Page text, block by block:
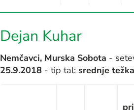
Dejan Kuhar
Nemčavci, Murska Sobota -
25.9.2018 - tip tal: srednje težka